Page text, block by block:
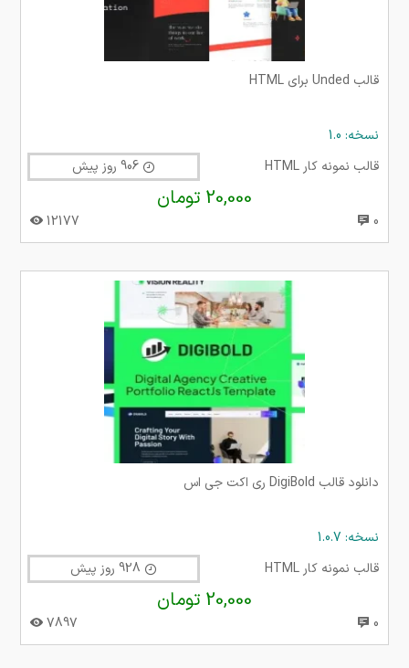
قالب Unded برای HTML
نسخه: 1.0
قالب نمونه کار HTML
20,000 تومان
0
12177
دانلود قالب DigiBold ری اکت جی اس
نسخه: 1.0.7
قالب نمونه کار HTML
20,000 تومان
0
7897